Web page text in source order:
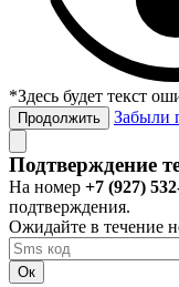
*Здесь будет текст
Продолжить Забыли
Подтверждение
На номер +7 (927)
подтверждения.
Ожидайте в течение
Ок